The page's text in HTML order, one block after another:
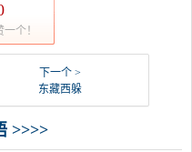
个！
下一个 >
东藏西躲
>>>>